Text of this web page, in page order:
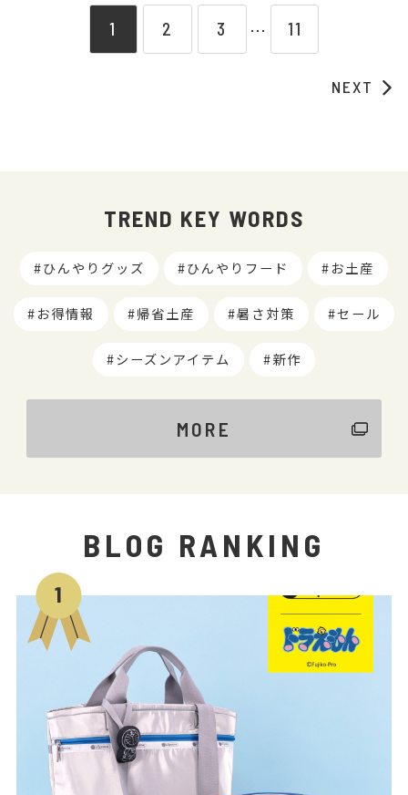
1 2 3 ⋯ 11
NEXT
TREND KEY WORDS
ひんやりグッズ ひんやりフード お土産
お得情報 帰省土産 暑さ対策 セール
シーズンアイテム 新作
MORE
BLOG RANKING